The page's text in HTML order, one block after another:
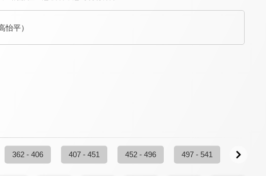
怡平）
362 - 406 407 - 451 452 - 496 497 - 541 542 -